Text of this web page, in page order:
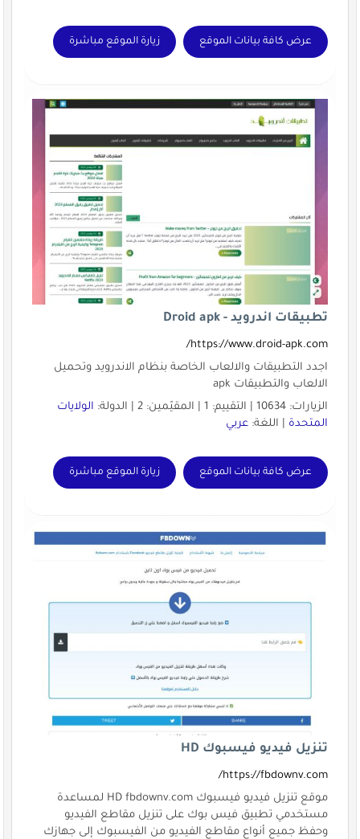
عرض كافة بيانات الموقع زيارة الموقع مباشرة
تطبيقات اندرويد - Droid apk
https://www.droid-apk.com/
اجدد التطبيقات والالعاب الخاصة بنظام الاندرويد وتحميل
الالعاب والتطبيقات apk
الزيارات: 10634 | التقييم: 1 | المقيّمين: 2 | الدولة:
الولايات
المتحدة| اللغة: عربي
عرض كافة بيانات الموقع زيارة الموقع مباشرة
تنزيل فيديو فيسبوك HD
https://fbdownv.com/
موقع تنزيل فيديو فيسبوك HD fbdownv.com لمساعدة
مستخدمي تطبيق فيس بوك على تنزيل مقاطع الفيديو
وحفظ جميع أنواع مقاطع الفيديو من الفيسبوك إلى جهازك